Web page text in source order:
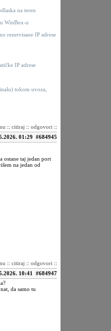
na teren
WinBox-u
rezervisane IP adrese
IP adrese
tokom uvoza,
:: citiraj :: odgovori ::
01:29 #684945
ostane taj jedan port
na jedan od
:: citiraj :: odgovori ::
10:41 #684947
da samo tu